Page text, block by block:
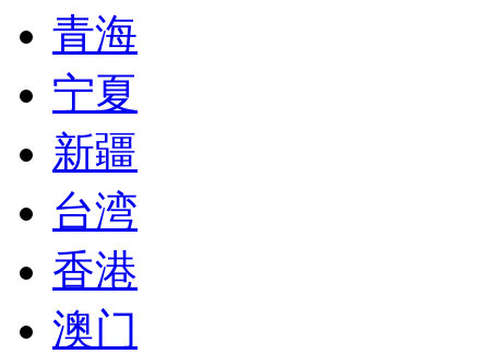
青海
宁夏
新疆
台湾
香港
澳门